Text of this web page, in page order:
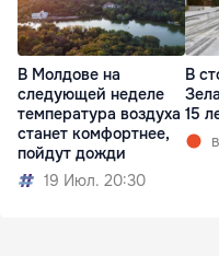
В Молдове на
следующей неделе
температура воздуха
станет комфортнее,
пойдут дожди
19 Июл. 20:30
В
15